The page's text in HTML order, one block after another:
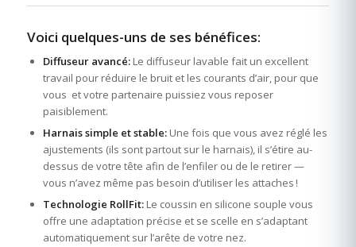
Voici quelques-uns de ses bénéfices:
Diffuseur avancé:Le diffuseur lavable fait un excellent
travail pour réduire le bruit et les courants d’air, pour que
vous et votre partenaire puissiez vous reposer
paisiblement.
Harnais simple et stable:Une fois que vous avez réglé les
ajustements (ils sont partout sur le harnais), il s’étire au-
dessus de votre tête afin de l’enfiler ou de le retirer —
vous n’avez même pas besoin d’utiliser les attaches !
Technologie RollFit:Le coussin en silicone souple vous
offre une adaptation précise et se scelle en s’adaptant
automatiquement sur l’arête de votre nez.